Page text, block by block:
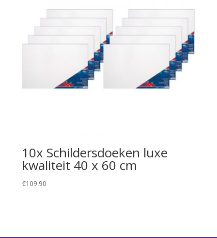
10x Schildersdoeken luxe
kwaliteit 40 x 60 cm
€109.90